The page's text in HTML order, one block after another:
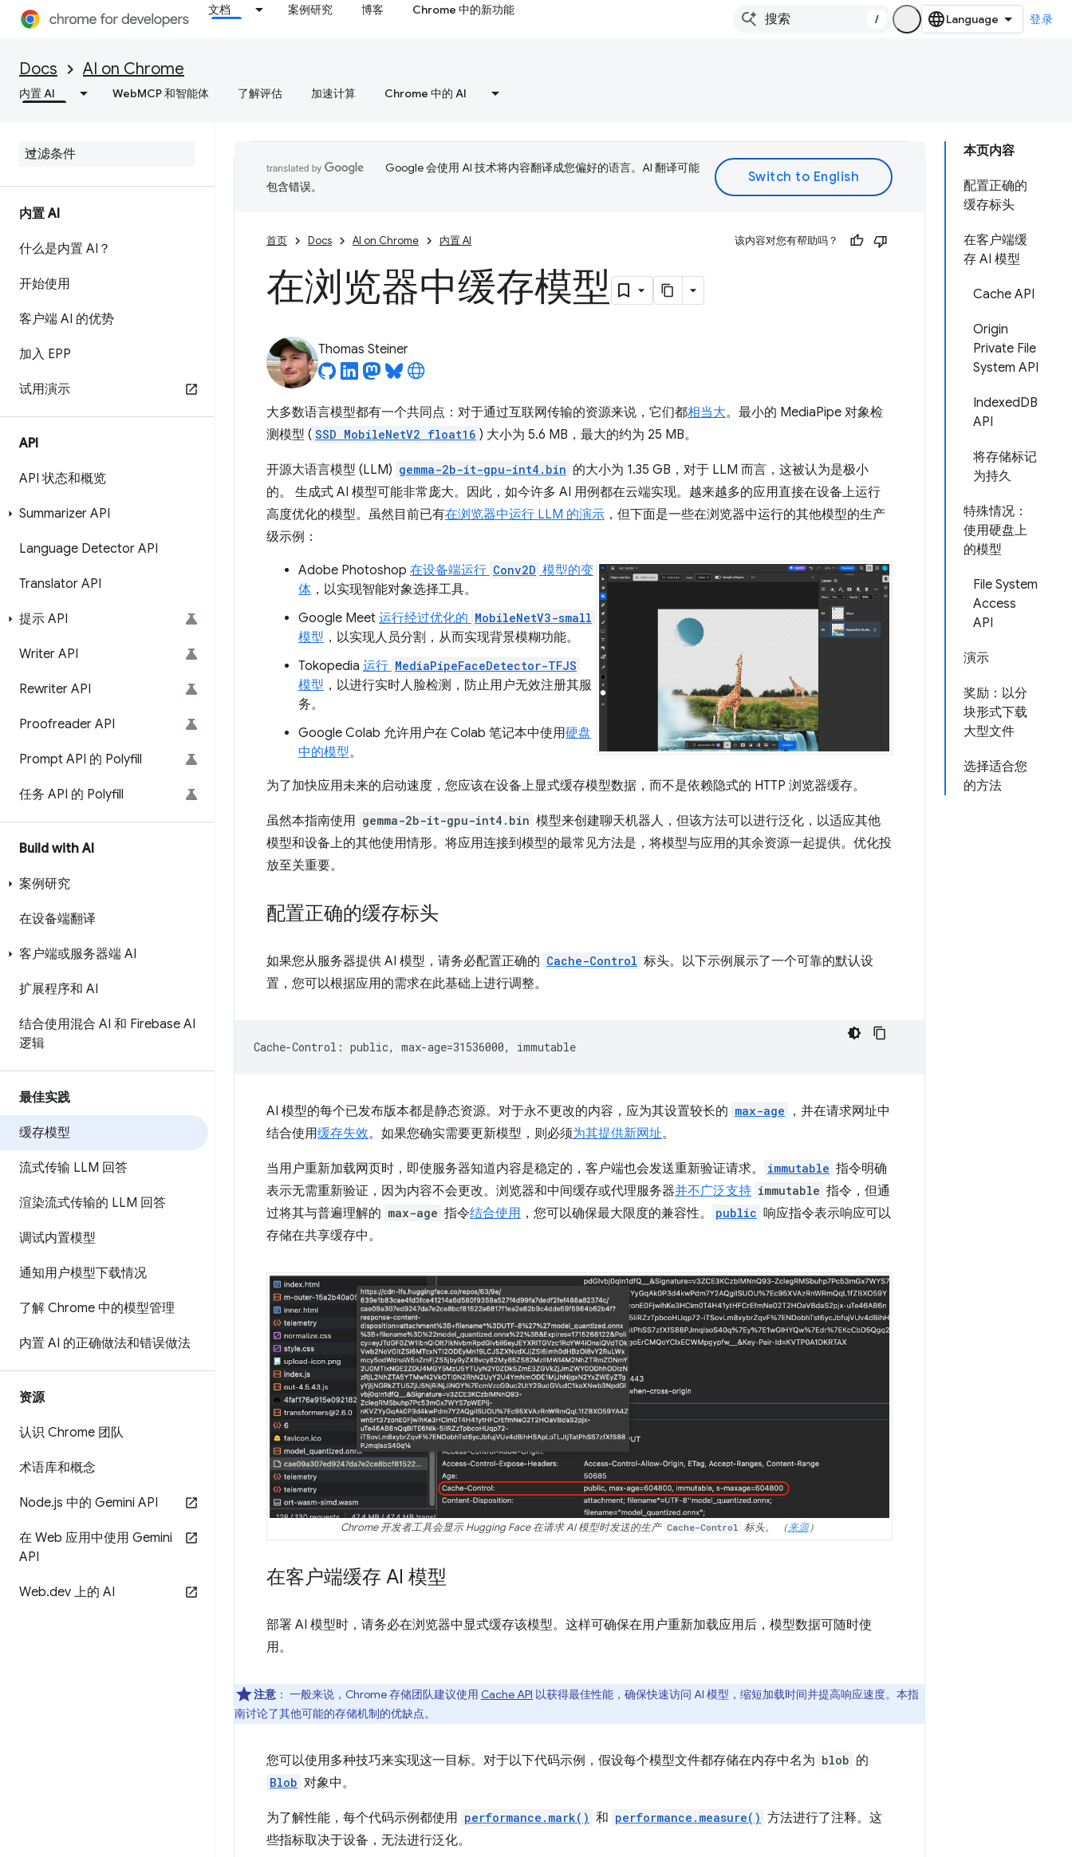
文档 案例研究 博客 Chrome 中的新功能
/ 登录
Docs AI on Chrome
内置 AI WebMCP 和智能体 了解评估 加速计算 Chrome 中的 AI
内置 AI
什么是内置 AI？
开始使用
客户端 AI 的优势
加入 EPP
试用演示
API
API 状态和概览
Summarizer API
Language Detector API
Translator API
提示 API
Writer API
Rewriter API
Proofreader API
Prompt API 的 Polyfill
任务 API 的 Polyfill
Build with AI
案例研究
在设备端翻译
客户端或服务器端 AI
扩展程序和 AI
结合使用混合 AI 和 Firebase AI
逻辑
最佳实践
缓存模型
流式传输 LLM 回答
渲染流式传输的 LLM 回答
调试内置模型
通知用户模型下载情况
了解 Chrome 中的模型管理
内置 AI 的正确做法和错误做法
资源
认识 Chrome 团队
术语库和概念
Node.js 中的 Gemini API
在 Web 应用中使用 Gemini
API
Web.dev 上的 AI
本页内容
配置正确的
缓存标头
在客户端缓
存 AI 模型
Cache API
Origin
Private File
System API
IndexedDB
API
将存储标记
为持久
特殊情况：
使用硬盘上
的模型
File System
Access
API
演示
奖励：以分
块形式下载
大型文件
选择适合您
的方法
Google 会使用 AI 技术将内容翻译成您偏好的语言。AI 翻译可能
包含错误。
首页 Docs AI on Chrome 内置 AI 该内容对您有帮助吗？
在浏览器中缓存模型
Thomas Steiner
大多数语言模型都有一个共同点：对于通过互联网传输的资源来说，它们都相当大。最小的 MediaPipe 对象检
测模型 ( SSD MobileNetV2 float16 ) 大小为 5.6 MB，最大的约为 25 MB。
开源大语言模型 (LLM) gemma-2b-it-gpu-int4.bin 的大小为 1.35 GB，对于 LLM 而言，这被认为是极小
的。 生成式 AI 模型可能非常庞大。因此，如今许多 AI 用例都在云端实现。越来越多的应用直接在设备上运行
高度优化的模型。虽然目前已有在浏览器中运行 LLM 的演示 ，但下面是一些在浏览器中运行的其他模型的生产
级示例：
Adobe Photoshop 在设备端运行 Conv2D 模型的变
体 ，以实现智能对象选择工具。
Google Meet 运行经过优化的 MobileNetV3-small
模型 ，以实现人员分割，从而实现背景模糊功能。
Tokopedia 运行 MediaPipeFaceDetector-TFJS
模型 ，以进行实时人脸检测，防止用户无效注册其服
务。
Google Colab 允许用户在 Colab 笔记本中使用硬盘
中的模型。
为了加快应用未来的启动速度，您应该在设备上显式缓存模型数据，而不是依赖隐式的 HTTP 浏览器缓存。
虽然本指南使用 gemma-2b-it-gpu-int4.bin 模型来创建聊天机器人，但该方法可以进行泛化，以适应其他
模型和设备上的其他使用情形。将应用连接到模型的最常见方法是，将模型与应用的其余资源一起提供。优化投
放至关重要。
配置正确的缓存标头
如果您从服务器提供 AI 模型，请务必配置正确的 Cache-Control 标头。以下示例展示了一个可靠的默认设
置，您可以根据应用的需求在此基础上进行调整。
AI 模型的每个已发布版本都是静态资源。对于永不更改的内容，应为其设置较长的 max-age
，并在请求网址中
结合使用缓存失效。如果您确实需要更新模型，则必须为其提供新网址。
当用户重新加载网页时，即使服务器知道内容是稳定的，客户端也会发送重新验证请求。 immutable 指令明确
表示无需重新验证，因为内容不会更改。浏览器和中间缓存或代理服务器并不广泛支持 immutable 指令，但通
过将其与普遍理解的 max-age 指令结合使用 ，您可以确保最大限度的兼容性。 public 响应指令表示响应可以
存储在共享缓存中。
Chrome 开发者工具会显示 Hugging Face 在请求 AI 模型时发送的生产 Cache-Control 标头。 （来源）
在客户端缓存 AI 模型
部署 AI 模型时，请务必在浏览器中显式缓存该模型。这样可确保在用户重新加载应用后，模型数据可随时使
用。
注意 ： 一般来说，Chrome 存储团队建议使用 Cache API 以获得最佳性能，确保快速访问 AI 模型，缩短加载时间并提高响应速度。本指
南讨论了其他可能的存储机制的优缺点。
您可以使用多种技巧来实现这一目标。对于以下代码示例，假设每个模型文件都存储在内存中名为 blob 的
Blob 对象中。
为了解性能，每个代码示例都使用 performance.mark() 和 performance.measure() 方法进行了注释。这
些指标取决于设备，无法进行泛化。